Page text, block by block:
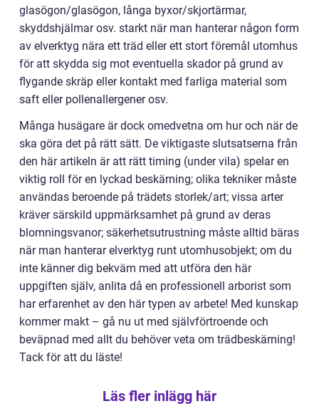
glasögon/glasögon, långa byxor/skjortärmar,
skyddshjälmar osv. starkt när man hanterar någon form
av elverktyg nära ett träd eller ett stort föremål utomhus
för att skydda sig mot eventuella skador på grund av
flygande skräp eller kontakt med farliga material som
saft eller pollenallergener osv.
Många husägare är dock omedvetna om hur och när de
ska göra det på rätt sätt. De viktigaste slutsatserna från
den här artikeln är att rätt timing (under vila) spelar en
viktig roll för en lyckad beskärning; olika tekniker måste
användas beroende på trädets storlek/art; vissa arter
kräver särskild uppmärksamhet på grund av deras
blomningsvanor; säkerhetsutrustning måste alltid bäras
när man hanterar elverktyg runt utomhusobjekt; om du
inte känner dig bekväm med att utföra den här
uppgiften själv, anlita då en professionell arborist som
har erfarenhet av den här typen av arbete! Med kunskap
kommer makt – gå nu ut med självförtroende och
beväpnad med allt du behöver veta om trädbeskärning!
Tack för att du läste!
Läs fler inlägg här